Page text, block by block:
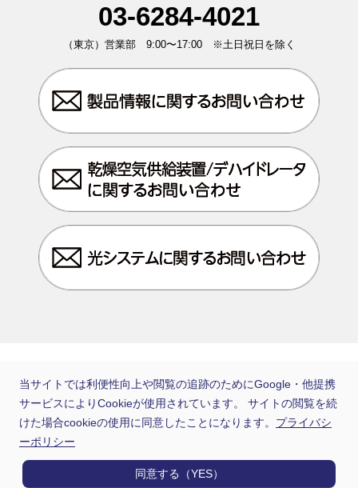
当サイトでは利便性向上や閲覧の追跡のためにGoogle・他提携
サービスによりCookieが使用されています。 サイトの閲覧を続
けた場合cookieの使用に同意したことになります。 プライバシ
ーポリシー
同意する（YES）
03-6284-4021
（東京）営業部 9:00〜17:00 ※土日祝日を除く
日通電は住友電工グループの一員です